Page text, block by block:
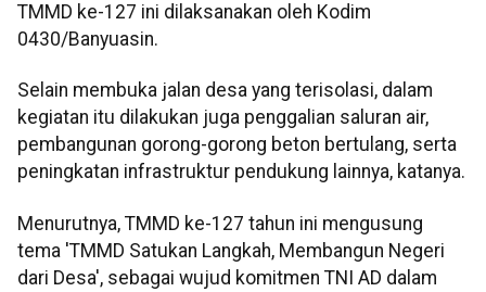
TMMD ke-127 ini dilaksanakan oleh Kodim
0430/Banyuasin.
Selain membuka jalan desa yang terisolasi, dalam
kegiatan itu dilakukan juga penggalian saluran air,
pembangunan gorong-gorong beton bertulang, serta
peningkatan infrastruktur pendukung lainnya, katanya.
Menurutnya, TMMD ke-127 tahun ini mengusung
tema 'TMMD Satukan Langkah, Membangun Negeri
dari Desa', sebagai wujud komitmen TNI AD dalam